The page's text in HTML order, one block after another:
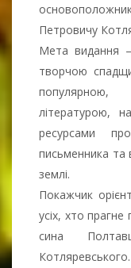
Петровичу
Мета видання
творчою
популярною,
літературою,
ресурсами
письменника та
землі.
Покажчик
усіх, хто
сина